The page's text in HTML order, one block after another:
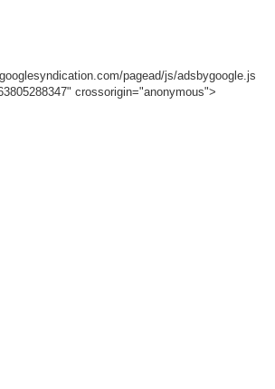
pagead/js/adsbygoogle.js
crossorigin="anonymous">